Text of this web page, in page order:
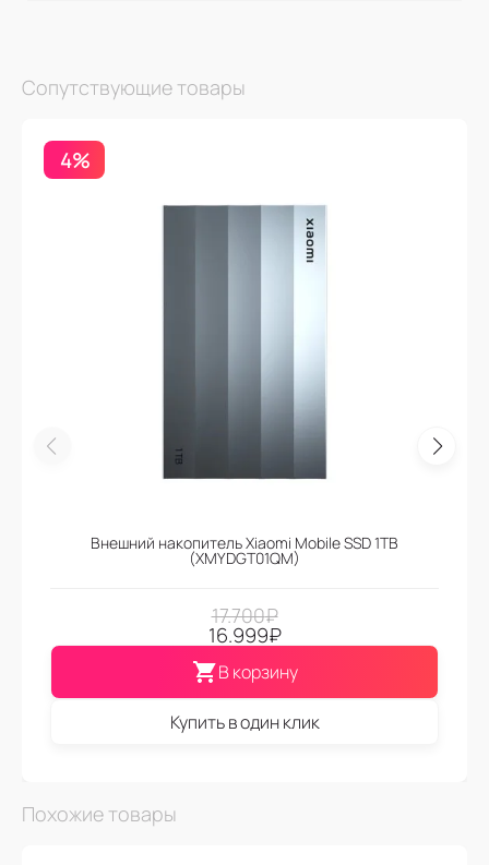
Сопутствующие товары
4%
Внешний накопитель Xiaomi Mobile SSD 1TB
(XMYDGT01QM)
17.700₽
16.999₽
В корзину
Купить в один клик
Похожие товары